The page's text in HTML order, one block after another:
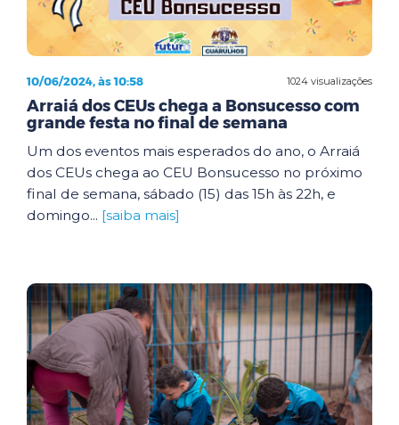
1024 visualizações
10/06/2024, às 10:58
Arraiá dos CEUs chega a Bonsucesso com
grande festa no final de semana
Um dos eventos mais esperados do ano, o Arraiá
dos CEUs chega ao CEU Bonsucesso no próximo
final de semana, sábado (15) das 15h às 22h, e
domingo... [saiba mais]